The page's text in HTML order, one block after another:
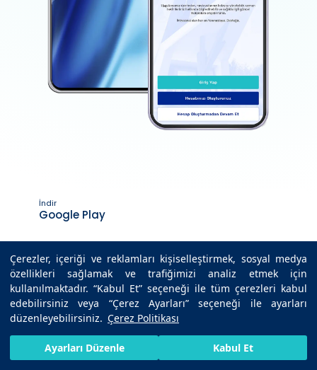
Çerezler, içeriği ve reklamları kişiselleştirmek, sosyal medya
özellikleri sağlamak ve trafiğimizi analiz etmek için
kullanılmaktadır. “Kabul Et” seçeneği ile tüm çerezleri kabul
edebilirsiniz veya “Çerez Ayarları” seçeneği ile ayarları
düzenleyebilirsiniz. Çerez Politikası
Ayarları Düzenle Kabul Et
İndir
Google Play
App Store
Son Güncelleme Tarihi : 28.08.2025 12:56
HIZLI RANDEVU AL BIZE ULAŞIN